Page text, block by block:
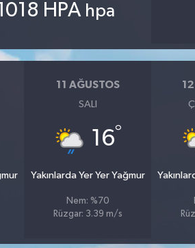
HPA hpa
11 AĞUSTOS
SALI
16°
Yakınlarda Yer Yer Yağmur
Nem: %70
Rüzgar: 3.39 m/s